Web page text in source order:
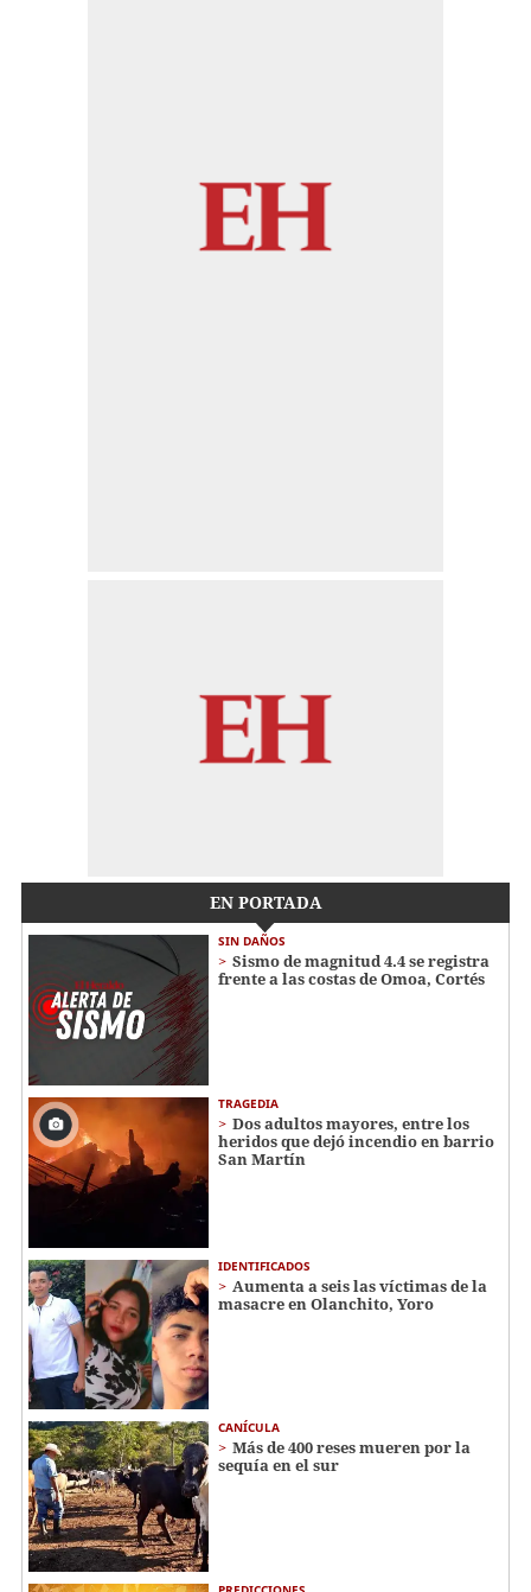
EN PORTADA
SIN DAÑOS
Sismo de magnitud 4.4 se registra
frente a las costas de Omoa, Cortés
TRAGEDIA
Dos adultos mayores, entre los
heridos que dejó incendio en barrio
San Martín
IDENTIFICADOS
Aumenta a seis las víctimas de la
masacre en Olanchito, Yoro
CANÍCULA
Más de 400 reses mueren por la
sequía en el sur